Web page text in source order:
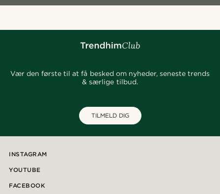
Vær den første til at få besked om nyheder, seneste trends
& særlige tilbud.
TILMELD DIG
INSTAGRAM
YOUTUBE
FACEBOOK